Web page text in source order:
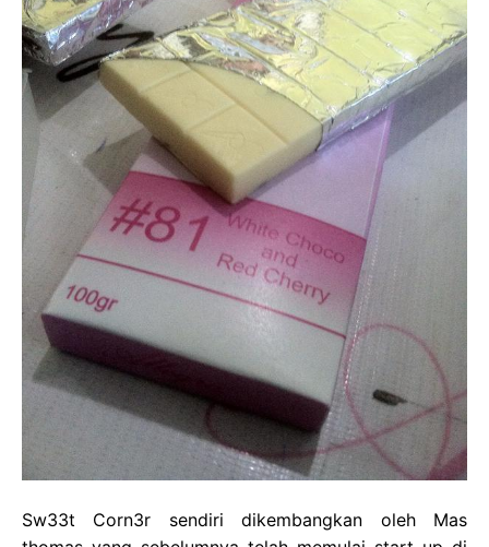
Sw33t Corn3r sendiri dikembangkan oleh Mas